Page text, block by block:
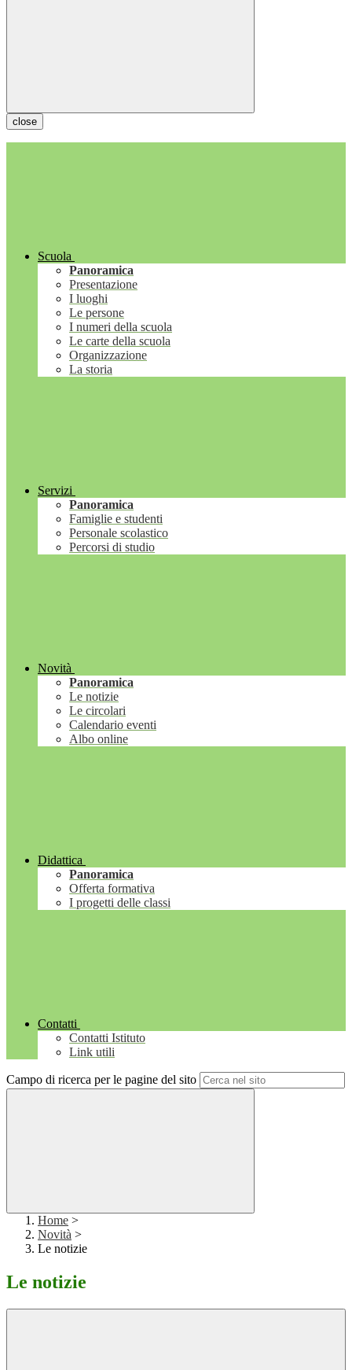
close
Scuola
Panoramica
Presentazione
I luoghi
Le persone
I numeri della scuola
Le carte della scuola
Organizzazione
La storia
Servizi
Panoramica
Famiglie e studenti
Personale scolastico
Percorsi di studio
Novità
Panoramica
Le notizie
Le circolari
Calendario eventi
Albo online
Didattica
Panoramica
Offerta formativa
I progetti delle classi
Contatti
Contatti Istituto
Link utili
Campo di ricerca per le pagine del sito
Home >
Novità >
Le notizie
Le notizie